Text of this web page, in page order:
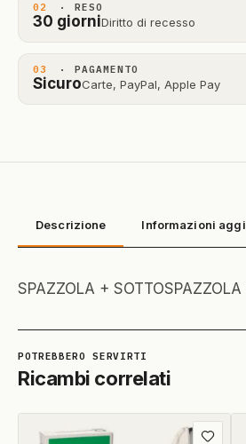
02 · RESO
30 giorniDiritto di recesso
03 · PAGAMENTO
SicuroCarte, PayPal, Apple Pay
Descrizione Informazioni
SPAZZOLA +
Ricambi correlati
Aggiungi